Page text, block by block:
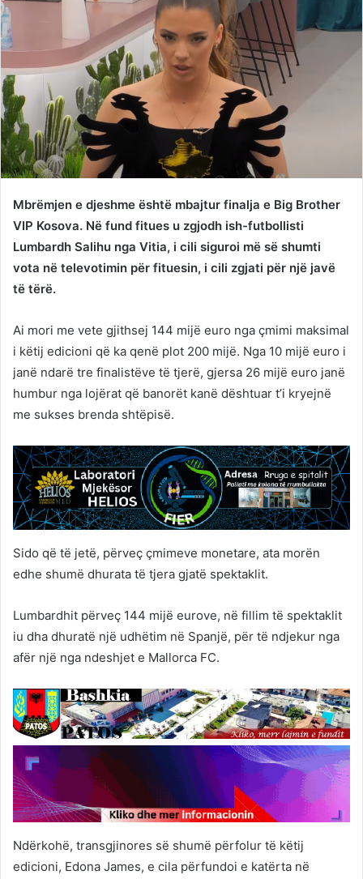
Mbrëmjen e djeshme është mbajtur finalja e Big Brother
VIP Kosova. Në fund fitues u zgjodh ish-futbollisti
Lumbardh Salihu nga Vitia, i cili siguroi më së shumti
vota në televotimin për fituesin, i cili zgjati për një javë
të tërë.
Ai mori me vete gjithsej 144 mijë euro nga çmimi maksimal
i këtij edicioni që ka qenë plot 200 mijë. Nga 10 mijë euro i
janë ndarë tre finalistëve të tjerë, gjersa 26 mijë euro janë
humbur nga lojërat që banorët kanë dështuar t’i kryejnë
me sukses brenda shtëpisë.
Sido që të jetë, përveç çmimeve monetare, ata morën
edhe shumë dhurata të tjera gjatë spektaklit.
Lumbardhit përveç 144 mijë eurove, në fillim të spektaklit
iu dha dhuratë një udhëtim në Spanjë, për të ndjekur nga
afër një nga ndeshjet e Mallorca FC.
Ndërkohë, transgjinores së shumë përfolur të këtij
edicioni, Edona James, e cila përfundoi e katërta në